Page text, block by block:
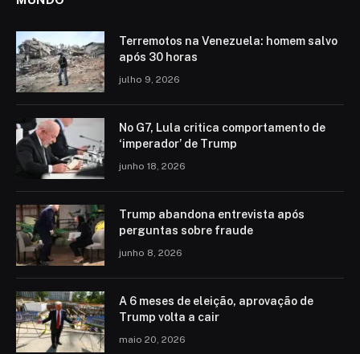
Terremotos na Venezuela: homem salvo
após 30 horas
julho 9, 2026
No G7, Lula critica comportamento de
‘imperador’ de Trump
junho 18, 2026
Trump abandona entrevista após
perguntas sobre fraude
junho 8, 2026
A 6 meses de eleição, aprovação de
Trump volta a cair
maio 20, 2026